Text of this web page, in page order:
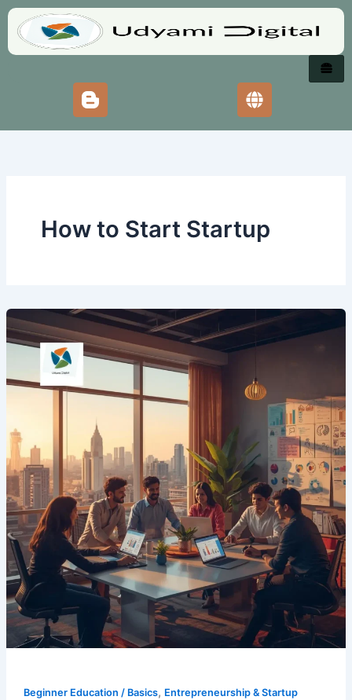
Skip
content
How to Start Startup
Beginner Education / Basics, Entrepreneurship & Startup